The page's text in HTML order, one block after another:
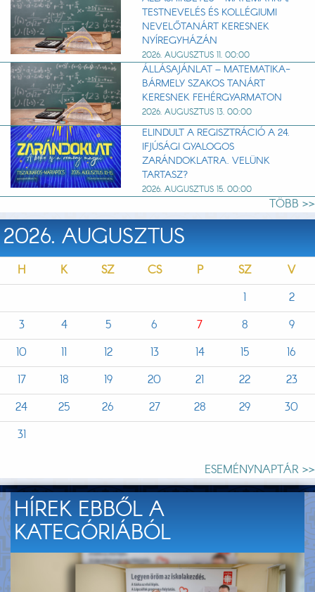
TESTNEVELÉS ÉS KOLLÉGIUMI
NEVELŐTANÁRT KERESNEK
NYÍREGYHÁZÁN
2026. AUGUSZTUS 11. 00:00
ÁLLÁSAJÁNLAT – MATEMATIKA-
BÁRMELY SZAKOS TANÁRT
KERESNEK FEHÉRGYARMATON
2026. AUGUSZTUS 13. 00:00
ELINDULT A REGISZTRÁCIÓ A 24.
IFJÚSÁGI GYALOGOS
ZARÁNDOKLATRA. VELÜNK
TARTASZ?
2026. AUGUSZTUS 15. 00:00
TÖBB >>
2026. AUGUSZTUS
H K SZ CS P SZ
V
1
2
3
4 5 6 7 8
9
10
11 12 13 14 15
16
17
18 19 20 21 22
23
24
25 26 27 28 29
30
31
ESEMÉNYNAPTÁR >>
HÍREK EBBŐL A
KATEGÓRIÁBÓL